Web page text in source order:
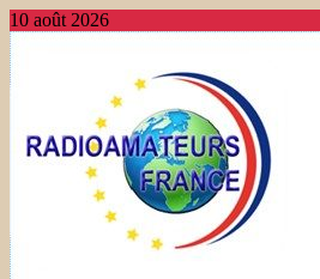
10 août 2026